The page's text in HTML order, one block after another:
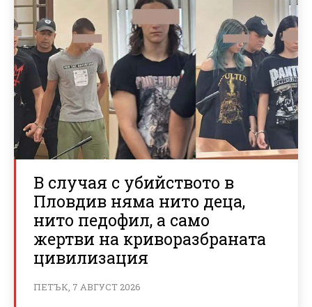
В случая с убийството в
Пловдив няма нито деца,
нито педофил, а само
жертви на криворазбраната
цивилизация
ПЕТЪК, 7 АВГУСТ 2026